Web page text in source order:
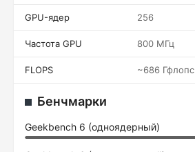
GPU-ядер 256
Частота GPU 800 МГц
FLOPS ~686 Гфлопс
Бенчмарки
Geekbench 6 (одноядерный)